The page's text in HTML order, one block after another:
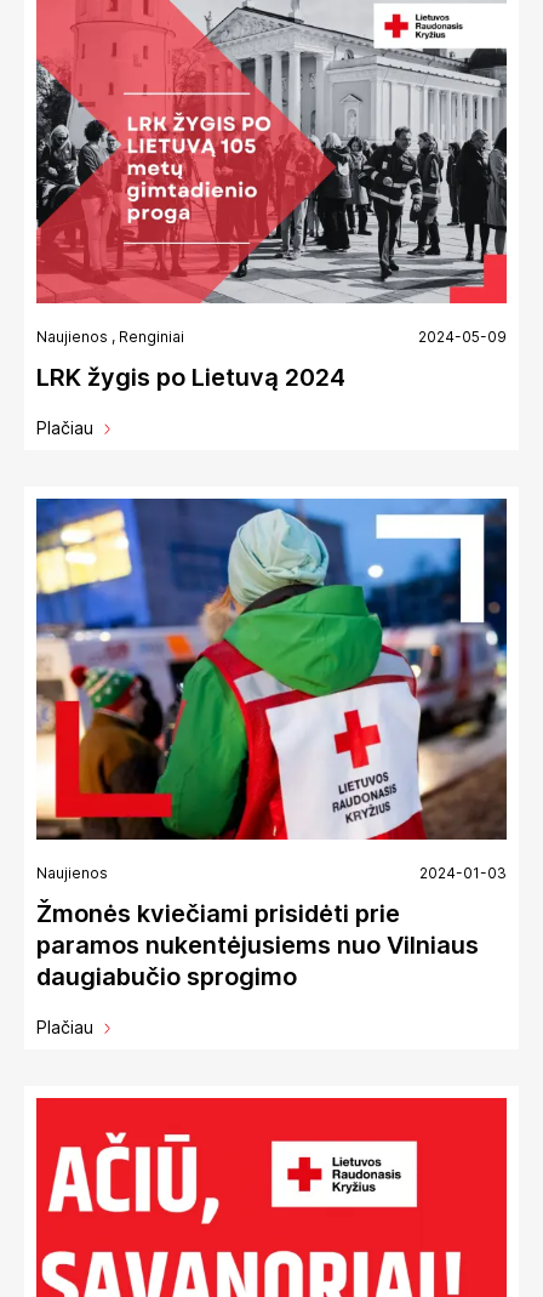
Naujienos , Renginiai 2024-05-09
LRK žygis po Lietuvą 2024
Plačiau
Naujienos 2024-01-03
Žmonės kviečiami prisidėti prie
paramos nukentėjusiems nuo Vilniaus
daugiabučio sprogimo
Plačiau